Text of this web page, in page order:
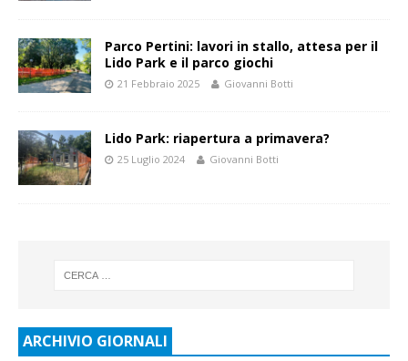
Parco Pertini: lavori in stallo, attesa per il
Lido Park e il parco giochi
21 Febbraio 2025 Giovanni Botti
Lido Park: riapertura a primavera?
25 Luglio 2024 Giovanni Botti
ARCHIVIO GIORNALI